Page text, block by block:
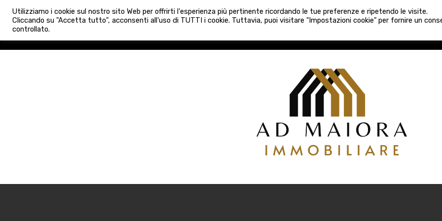
HOME AGENZIA NUOVE COSTRUZIONI VENDITA LOCAZIONI ATTIVITÀ
info@admaioraimmobiliare.it 080 3759025
Utilizziamo i cookie sul nostro sito Web per offrirti l'esperienza più pertinente ricordando le tue preferenze e ripetendo le visite.
Cliccando su "Accetta tutto", acconsenti all'uso di TUTTI i cookie. Tuttavia, puoi visitare "Impostazioni cookie" per fornire un
controllato.